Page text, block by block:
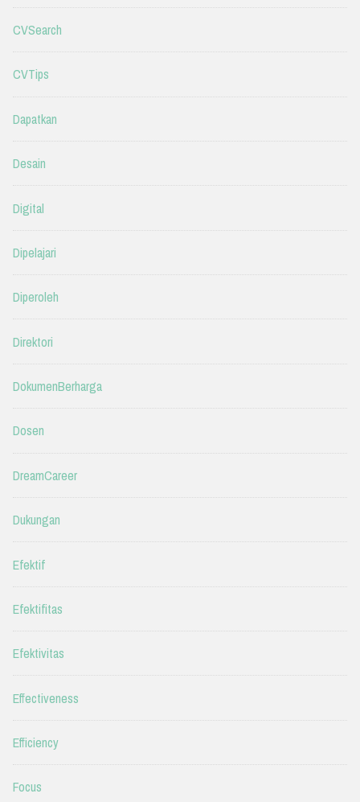
CVSearch
CVTips
Dapatkan
Desain
Digital
Dipelajari
Diperoleh
Direktori
DokumenBerharga
Dosen
DreamCareer
Dukungan
Efektif
Efektifitas
Efektivitas
Effectiveness
Efficiency
Focus